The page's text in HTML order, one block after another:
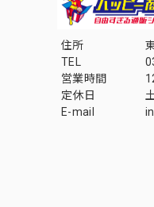
住所
TEL
営業時間
定休日
E-mail